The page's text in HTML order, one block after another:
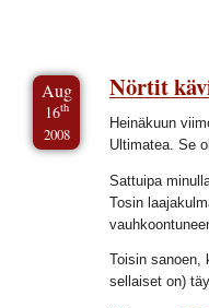
Aug
16th
2008
Nörtit
Heinäkuun
Ultimatea. Se
Sattuipa
Tosin
Toisin sanoen,
sellaiset on)